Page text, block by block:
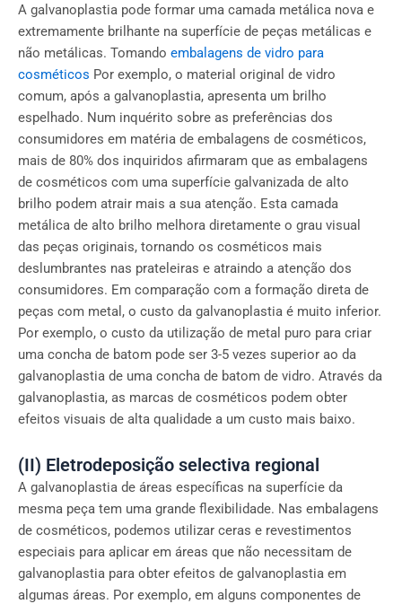
A galvanoplastia pode formar uma camada metálica nova e
extremamente brilhante na superfície de peças metálicas e
não metálicas. Tomando embalagens de vidro para
cosméticos Por exemplo, o material original de vidro
comum, após a galvanoplastia, apresenta um brilho
espelhado. Num inquérito sobre as preferências dos
consumidores em matéria de embalagens de cosméticos,
mais de 80% dos inquiridos afirmaram que as embalagens
de cosméticos com uma superfície galvanizada de alto
brilho podem atrair mais a sua atenção. Esta camada
metálica de alto brilho melhora diretamente o grau visual
das peças originais, tornando os cosméticos mais
deslumbrantes nas prateleiras e atraindo a atenção dos
consumidores. Em comparação com a formação direta de
peças com metal, o custo da galvanoplastia é muito inferior.
Por exemplo, o custo da utilização de metal puro para criar
uma concha de batom pode ser 3-5 vezes superior ao da
galvanoplastia de uma concha de batom de vidro. Através da
galvanoplastia, as marcas de cosméticos podem obter
efeitos visuais de alta qualidade a um custo mais baixo.
(II) Eletrodeposição selectiva regional
A galvanoplastia de áreas específicas na superfície da
mesma peça tem uma grande flexibilidade. Nas embalagens
de cosméticos, podemos utilizar ceras e revestimentos
especiais para aplicar em áreas que não necessitam de
galvanoplastia para obter efeitos de galvanoplastia em
algumas áreas. Por exemplo, em alguns componentes de